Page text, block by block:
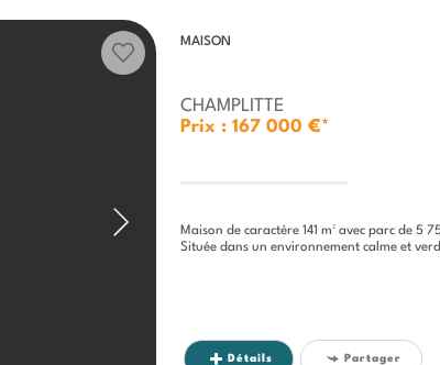
MAISON
CHAMPLITTE
Prix : 167 000 €*
Maison de caractère 141 m² avec parc de 5
Située dans un environnement calme et verdoyant,
Détails Partager